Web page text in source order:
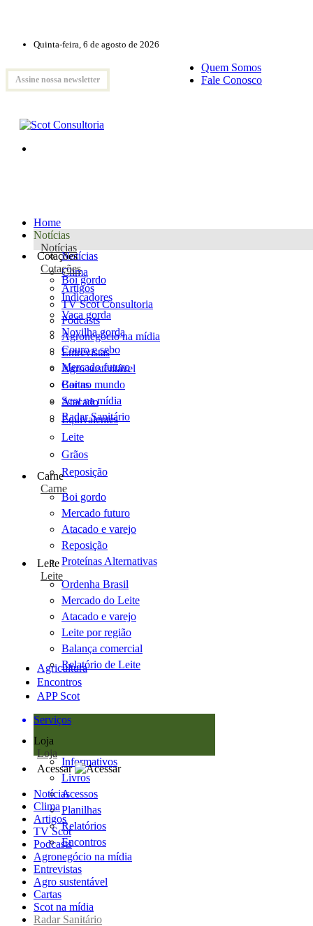
Quinta-feira, 6 de agosto de 2026
Assine nossa newsletter
Quem Somos
Fale Conosco
Home
Notícias
Notícias
Notícias
Clima
Artigos
TV Scot Consultoria
Podcasts
Agronegócio na mídia
Entrevistas
Agro sustentável
Cartas
Scot na mídia
Radar Sanitário
Cotações
Cotações
Boi gordo
Indicadores
Vaca gorda
Novilha gorda
Couro e sebo
Mercado futuro
Boi no mundo
Atacado
Equivalentes
Leite
Grãos
Reposição
Carne
Carne
Boi gordo
Mercado futuro
Atacado e varejo
Reposição
Proteínas Alternativas
Leite
Leite
Ordenha Brasil
Mercado do Leite
Atacado e varejo
Leite por região
Balança comercial
Relatório de Leite
Agricultura
Encontros
APP Scot
Serviços
Loja
Loja
Informativos
Livros
Acessos
Planilhas
Relatórios
Encontros
Acessar
Notícias
Clima
Artigos
TV Scot
Podcasts
Agronegócio na mídia
Entrevistas
Agro sustentável
Cartas
Scot na mídia
Radar Sanitário